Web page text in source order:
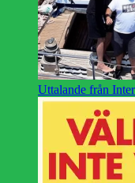
Uttalande från